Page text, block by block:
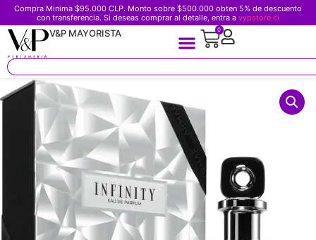
Compra Minima $95.000 CLP. Monto sobre $500.000 obten 5% de descuento
con transferencia. Si deseas comprar al detalle, entra a vypstore.cl
V&P MAYORISTA 0